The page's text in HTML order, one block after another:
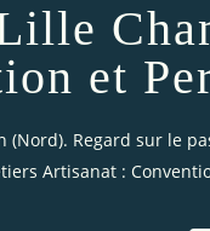
et
Regard sur le
Artisanat :